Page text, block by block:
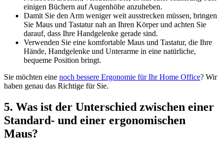
einigen Büchern auf Augenhöhe anzuheben.
Damit Sie den Arm weniger weit ausstrecken müssen, bringen
Sie Maus und Tastatur nah an Ihren Körper und achten Sie
darauf, dass Ihre Handgelenke gerade sind.
Verwenden Sie eine komfortable Maus und Tastatur, die Ihre
Hände, Handgelenke und Unterarme in eine natürliche,
bequeme Position bringt.
Sie möchten eine noch bessere Ergonomie für Ihr Home Office? Wir
haben genau das Richtige für Sie.
5. Was ist der Unterschied zwischen einer
Standard- und einer ergonomischen
Maus?